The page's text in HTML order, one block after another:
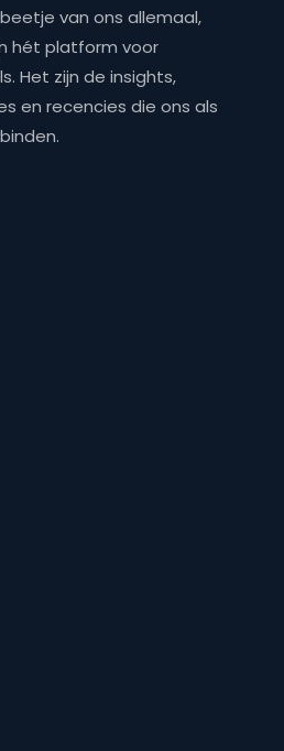
van ons allemaal,
hét platform voor
Het zijn de insights,
en recencies die ons als